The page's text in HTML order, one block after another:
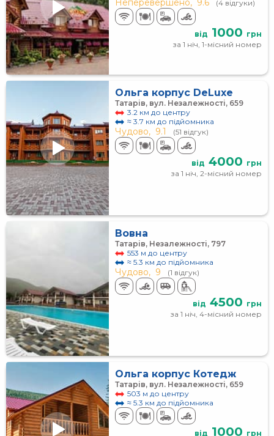
Неперевершено, 9.6 (4 відгуки)
від 1000 грн
за 1 ніч, 1-місний номер
Ольга корпус DeLuxe
Татарів, вул. Незалежності, 659
3.2 км до центру
≈ 3.7 км до підйомника
Чудово, 9.1 (51 відгук)
від 4000 грн
за 1 ніч, 2-місний номер
Вовна
Татарів, Незалежності, 797
553 м до центру
≈ 5.3 км до підйомника
Чудово, 9 (1 відгук)
від 4500 грн
за 1 ніч, 4-місний номер
Ольга корпус Котедж
Татарів, вул. Незалежності, 659
503 м до центру
≈ 5.3 км до підйомника
від 1000 грн